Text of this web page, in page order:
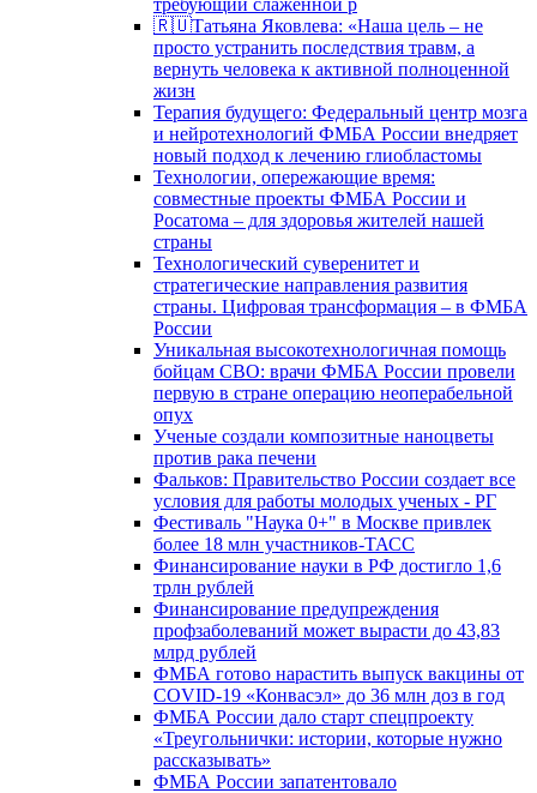
требующий слаженной р
🇷🇺Татьяна Яковлева: «Наша цель – не
просто устранить последствия травм, а
вернуть человека к активной полноценной
жизн
Терапия будущего: Федеральный центр мозга
и нейротехнологий ФМБА России внедряет
новый подход к лечению глиобластомы
Технологии, опережающие время:
совместные проекты ФМБА России и
Росатома – для здоровья жителей нашей
страны
Технологический суверенитет и
стратегические направления развития
страны. Цифровая трансформация – в ФМБА
России
Уникальная высокотехнологичная помощь
бойцам СВО: врачи ФМБА России провели
первую в стране операцию неоперабельной
опух
Ученые создали композитные наноцветы
против рака печени
Фальков: Правительство России создает все
условия для работы молодых ученых - РГ
Фестиваль "Наука 0+" в Москве привлек
более 18 млн участников-ТАСС
Финансирование науки в РФ достигло 1,6
трлн рублей
Финансирование предупреждения
профзаболеваний может вырасти до 43,83
млрд рублей
ФМБА готово нарастить выпуск вакцины от
COVID-19 «Конвасэл» до 36 млн доз в год
ФМБА России дало старт спецпроекту
«Треугольнички: истории, которые нужно
рассказывать»
ФМБА России запатентовало